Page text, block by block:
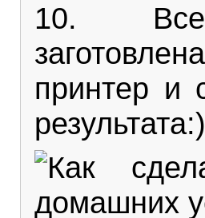
10.
принтер и
результата:)